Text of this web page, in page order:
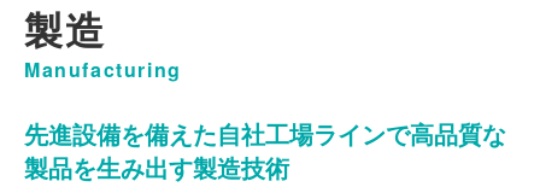
製造
Manufacturing
先進設備を備えた自社工場ラインで高品質な
製品を生み出す製造技術